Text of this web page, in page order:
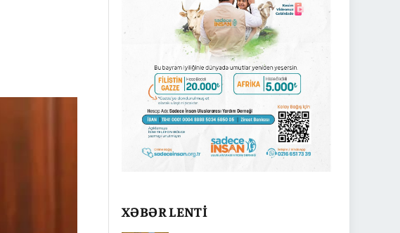
XƏBƏR LENTİ